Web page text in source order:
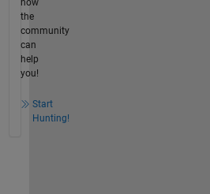
how
the
community
can
help
you!
Start
Hunting!